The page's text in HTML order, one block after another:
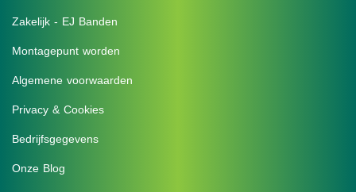
Zakelijk - EJ Banden
Montagepunt worden
Algemene voorwaarden
Privacy & Cookies
Bedrijfsgegevens
Onze Blog